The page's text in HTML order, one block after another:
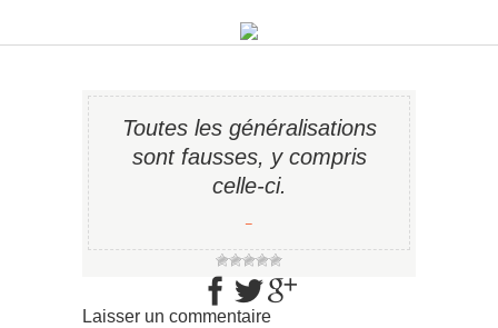
Toutes les généralisations
sont fausses, y compris
celle-ci.
−
Laisser un commentaire